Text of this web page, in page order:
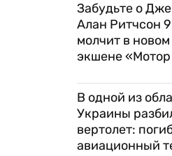
Забудьте о
Алан Ритчсон
молчит в
экшене
В одной из
Украины
вертолет:
авиационный